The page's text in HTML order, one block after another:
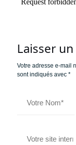
Laisser
Votre adresse e-mail
sont indiqués avec *